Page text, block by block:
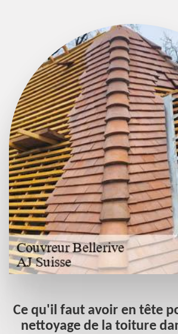
Ce qu'il faut avoir en tête
nettoyage de la toiture